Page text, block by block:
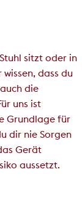
sitzt oder in
dass du
die
uns ist
Grundlage für
dir nie Sorgen
Gerät
aussetzt.